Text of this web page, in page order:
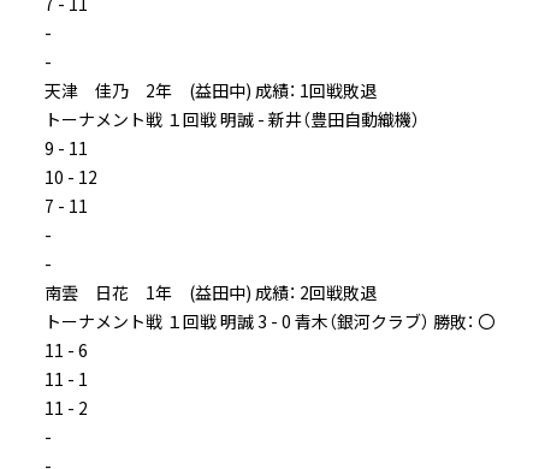
-
-
天津 佳乃 2年 (益田中) 成績： 1回戦敗退
トーナメント戦 １回戦 明誠 - 新井（豊田自動織機）
9 - 11
10 - 12
7 - 11
-
-
南雲 日花 1年 (益田中) 成績： 2回戦敗退
トーナメント戦 １回戦 明誠 3 - 0 青木（銀河クラブ） 勝敗： 〇
11 - 6
11 - 1
11 - 2
-